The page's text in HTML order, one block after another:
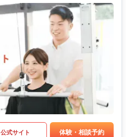
公式サイト 体験・相談予約